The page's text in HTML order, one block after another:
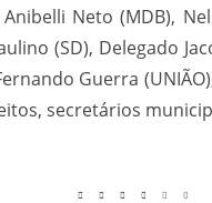
Neto (MDB),
(SD), Delegado
Guerra
secretários